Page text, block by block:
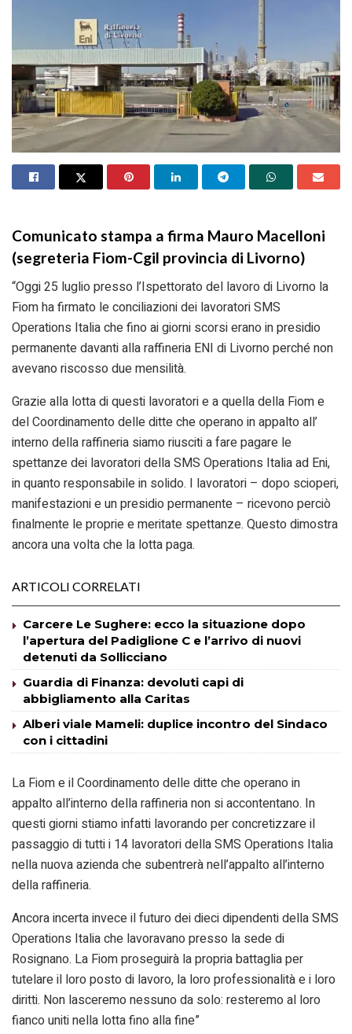
Comunicato stampa a firma Mauro Macelloni
(segreteria Fiom-Cgil provincia di Livorno)
“Oggi 25 luglio presso l’Ispettorato del lavoro di Livorno la
Fiom ha firmato le conciliazioni dei lavoratori SMS
Operations Italia che fino ai giorni scorsi erano in presidio
permanente davanti alla raffineria ENI di Livorno perché non
avevano riscosso due mensilità.
Grazie alla lotta di questi lavoratori e a quella della Fiom e
del Coordinamento delle ditte che operano in appalto all’
interno della raffineria siamo riusciti a fare pagare le
spettanze dei lavoratori della SMS Operations Italia ad Eni,
in quanto responsabile in solido. I lavoratori – dopo scioperi,
manifestazioni e un presidio permanente – ricevono perciò
finalmente le proprie e meritate spettanze. Questo dimostra
ancora una volta che la lotta paga.
ARTICOLI CORRELATI
Carcere Le Sughere: ecco la situazione dopo
l’apertura del Padiglione C e l’arrivo di nuovi
detenuti da Sollicciano
Guardia di Finanza: devoluti capi di
abbigliamento alla Caritas
Alberi viale Mameli: duplice incontro del Sindaco
con i cittadini
La Fiom e il Coordinamento delle ditte che operano in
appalto all’interno della raffineria non si accontentano. In
questi giorni stiamo infatti lavorando per concretizzare il
passaggio di tutti i 14 lavoratori della SMS Operations Italia
nella nuova azienda che subentrerà nell’appalto all’interno
della raffineria.
Ancora incerta invece il futuro dei dieci dipendenti della SMS
Operations Italia che lavoravano presso la sede di
Rosignano. La Fiom proseguirà la propria battaglia per
tutelare il loro posto di lavoro, la loro professionalità e i loro
diritti. Non lasceremo nessuno da solo: resteremo al loro
fianco uniti nella lotta fino alla fine”